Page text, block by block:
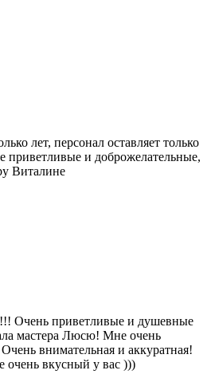
лет, персонал оставляет только
приветливые и доброжелательные,
Виталине
Очень приветливые и душевные
мастера Люсю! Мне очень
внимательная и аккуратная!
очень вкусный у вас )))